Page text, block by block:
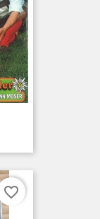
favorite_border